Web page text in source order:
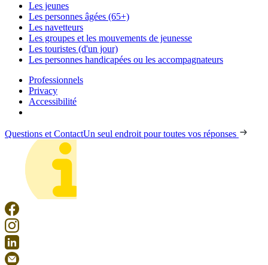
Les jeunes
Les personnes âgées (65+)
Les navetteurs
Les groupes et les mouvements de jeunesse
Les touristes (d'un jour)
Les personnes handicapées ou les accompagnateurs
Professionnels
Privacy
Accessibilité
Questions et ContactUn seul endroit pour toutes vos réponses